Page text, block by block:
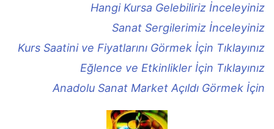
Hangi Kursa Gelebiliriz İnceleyiniz
Sanat Sergilerimiz İnceleyiniz
Kurs Saatini ve Fiyatlarını Görmek İçin Tıklayınız
Eğlence ve Etkinlikler İçin Tıklayınız
Anadolu Sanat Market Açıldı Görmek İçin